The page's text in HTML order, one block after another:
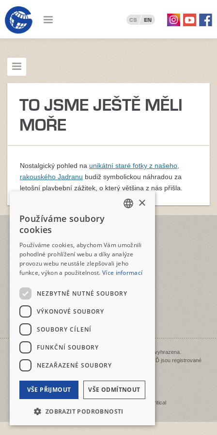
CS EN
TO JSME JEŠTĚ MĚLI
MOŘE
Nostalgický pohled na unikátní staré fotky z našeho,
rakouského Jadranu budiž symbolickou náhradou za
letošní plavbební zážitek, o který většina z nás přišla.
+420 2573 12345
E-MAIL
geotour@geotour.cz
Šeříková 10
ČESKO • CZECHIA • ČEŠKA
Copyright © 1998 - 2026 Geotour. Všechna práva vyhrazena.
GEOTOUR, KOLOLOĎ, BIKEBOAT, LODILOĎ a BĚHOLOĎ jsou registrované
ochranné známky.
Critical
×
Používáme soubory
cookies
Používáme cookies, abychom Vám umožnili
pohodlné prohlížení webu a díky analýze
provozu webu neustále zlepšovali jeho
funkce, výkon a použitelnost.Více informací
NEZBYTNĚ NUTNÉ SOUBORY
VÝKONOVÉ SOUBORY
SOUBORY CÍLENÍ
FUNKČNÍ SOUBORY
NEZAŘAZENÉ SOUBORY
VŠE PŘIJMOUT VŠE ODMÍTNOUT
ZOBRAZIT PODROBNOSTI